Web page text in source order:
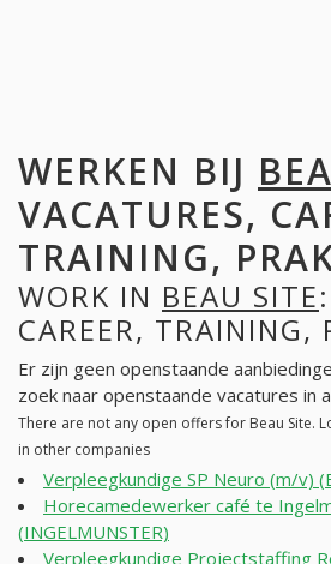
WERKEN BIJ
VACATURES,
TRAINING,
WORK IN BEAU SITE
CAREER, TRAINING,
Er zijn geen openstaande
zoek naar openstaande vacatures in
There are not any open offers for Beau Site.
in other companies
Verpleegkundige SP Neuro (m/v)
Horecamedewerker café te
(INGELMUNSTER)
Verpleegkundige Projectstaffing